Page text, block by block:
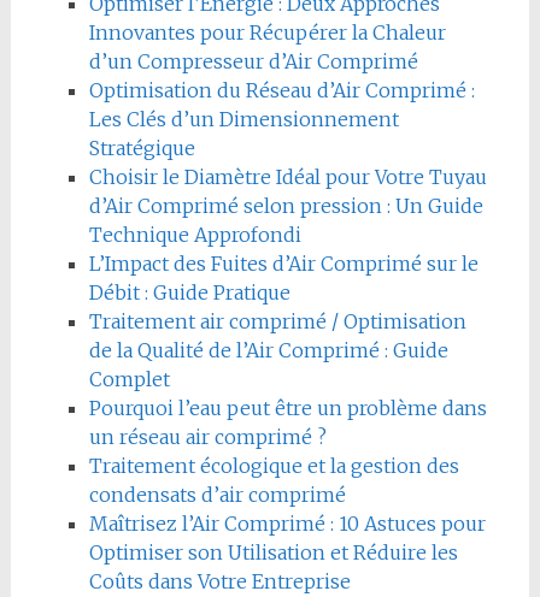
Innovantes pour Récupérer la Chaleur
d’un Compresseur d’Air Comprimé
Optimisation du Réseau d’Air Comprimé :
Les Clés d’un Dimensionnement
Stratégique
Choisir le Diamètre Idéal pour Votre Tuyau
d’Air Comprimé selon pression : Un Guide
Technique Approfondi
L’Impact des Fuites d’Air Comprimé sur le
Débit : Guide Pratique
Traitement air comprimé / Optimisation
de la Qualité de l’Air Comprimé : Guide
Complet
Pourquoi l’eau peut être un problème dans
un réseau air comprimé ?
Traitement écologique et la gestion des
condensats d’air comprimé
Maîtrisez l’Air Comprimé : 10 Astuces pour
Optimiser son Utilisation et Réduire les
Coûts dans Votre Entreprise